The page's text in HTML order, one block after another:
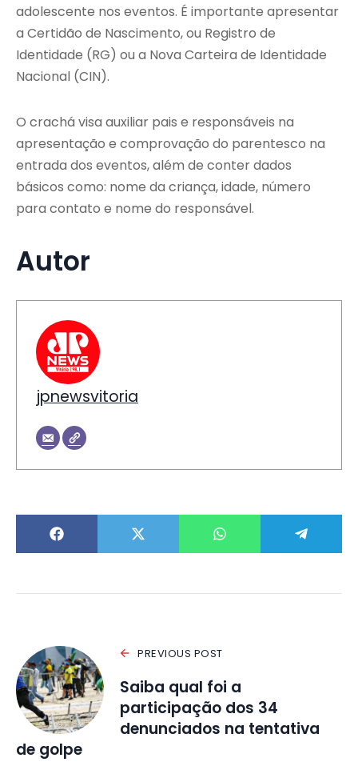
adolescente nos eventos. É importante apresentar
a Certidão de Nascimento, ou Registro de
Identidade (RG) ou a Nova Carteira de Identidade
Nacional (CIN).
O crachá visa auxiliar pais e responsáveis na
apresentação e comprovação do parentesco na
entrada dos eventos, além de conter dados
básicos como: nome da criança, idade, número
para contato e nome do responsável.
Autor
jpnewsvitoria
PREVIOUS POST
Saiba qual foi a
participação dos 34
denunciados na tentativa
de golpe